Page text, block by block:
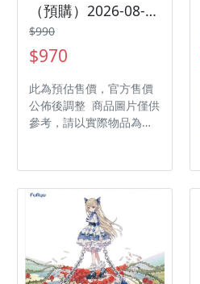
（預購）2026-08-27 PS5 披薩派送員 A Pizza Delivery 中文版
$990
$970
此為預估售價，官方售價
公佈後調整 商品圖片僅供
參考，請以實際物品為主
台：PlayStation 5 遊戲
類型：冒險 遊玩人數： 1
人 作品分級：輔 12 級
製作廠商：Eric Osuna
發行廠商：Dolores
Entertainment 代理廠
商：誠翼